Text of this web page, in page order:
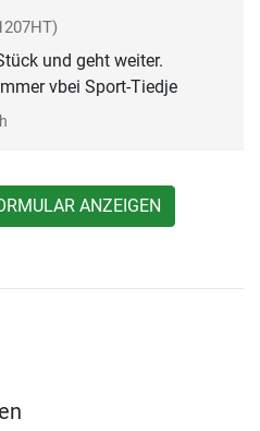
und geht weiter.
vbei Sport-Tiedje
ANZEIGEN